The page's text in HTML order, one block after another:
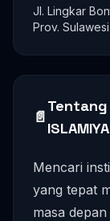
Jl. Lingkar
Prov.
📄
Tentang
Mencari
yang tepat
masa